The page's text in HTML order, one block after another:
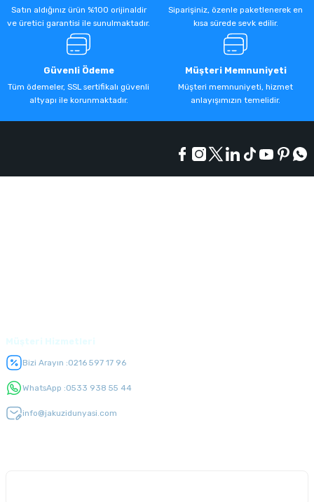
Satın aldığınız ürün %100 orijinaldir
ve üretici garantisi ile sunulmaktadır.
Siparişiniz, özenle paketlenerek en
kısa sürede sevk edilir.
Güvenli Ödeme
Tüm ödemeler, SSL sertifikalı güvenli
altyapı ile korunmaktadır.
Müşteri Memnuniyeti
Müşteri memnuniyeti, hizmet
anlayışımızın temelidir.
Bizi Arayın :0216 597 17 96
WhatsApp :0533 938 55 44
info@jakuzidunyasi.com